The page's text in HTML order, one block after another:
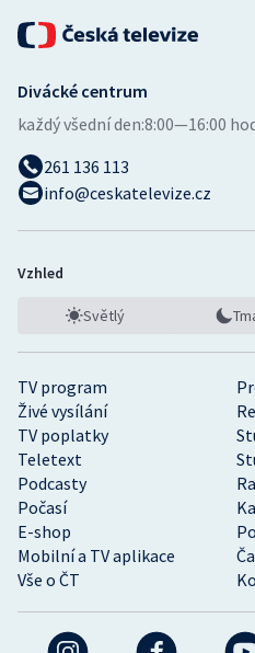
TV program
Živé vysílání
TV poplatky
Teletext
Podcasty
Počasí
E-shop
Mobilní a TV aplikace
Vše o ČT
Divácké centrum
každý všední den:8:00—16:00
261 136 113
info@ceskatelevize.cz
Vzhled
Světlý